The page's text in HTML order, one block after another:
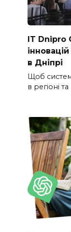
IT Dnipro
в Дніпрі
Щоб
в регіоні та